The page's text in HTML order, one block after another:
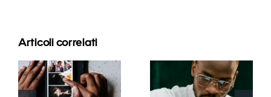
Articoli correlati
Le migliori
app per
animare
I 17 migliori
consigli